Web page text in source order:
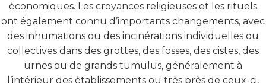
économiques. Les croyances religieuses et les rituels
ont également connu d’importants changements, avec
des inhumations ou des incinérations individuelles ou
collectives dans des grottes, des fosses, des cistes, des
urnes ou de grands tumulus, généralement à
l’intérieur des établissements ou très près de ceux-ci,